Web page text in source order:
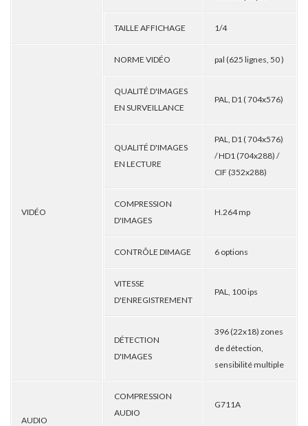
TAILLE AFFICHAGE 1/4
VIDÉO
NORME VIDÉO pal (625 lignes, 50 )
QUALITÉ D'IMAGES
EN SURVEILLANCE
PAL, D1 ( 704x576)
QUALITÉ D'IMAGES
EN LECTURE
PAL, D1 ( 704x576)
/ HD1 (704x288) /
CIF (352x288)
COMPRESSION
D'IMAGES
H.264 mp
CONTRÔLE DIMAGE 6 options
VITESSE
D'ENREGISTREMENT
PAL, 100 ips
DÉTECTION
D'IMAGES
396 (22x18) zones
de détection,
sensibilité multiple
AUDIO
COMPRESSION
AUDIO
G711A